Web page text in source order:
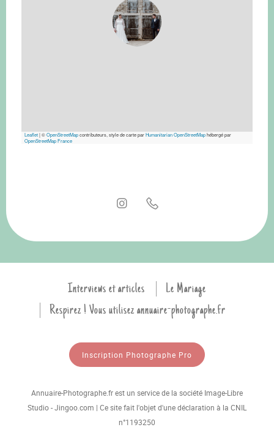
Leaflet|©OpenStreetMapcontributeurs, style de carte parHumanitarian OpenStreetMaphébergé par
OpenStreetMap France
Interviews et articles
Le Mariage
Respirez ! Vous utilisez annuaire-photographe.fr
Inscription Photographe Pro
Annuaire-Photographe.fr est un service de la société Image-Libre
Studio - Jingoo.com | Ce site fait l'objet d'une déclaration à la CNIL
n°1193250